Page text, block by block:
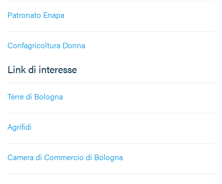
Patronato Enapa
Confagricoltura Donna
Link di interesse
Terre di Bologna
Agrifidi
Camera di Commercio di Bologna